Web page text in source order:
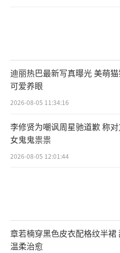
迪丽热巴最新写真曝光 美萌
可爱养眼
2026-08-05 11:34:16
李修贤为嘲讽周星驰道歉 称
女鬼鬼祟祟
2026-08-05 12:01:44
章若楠穿黑色皮衣配格纹半裙
温柔治愈